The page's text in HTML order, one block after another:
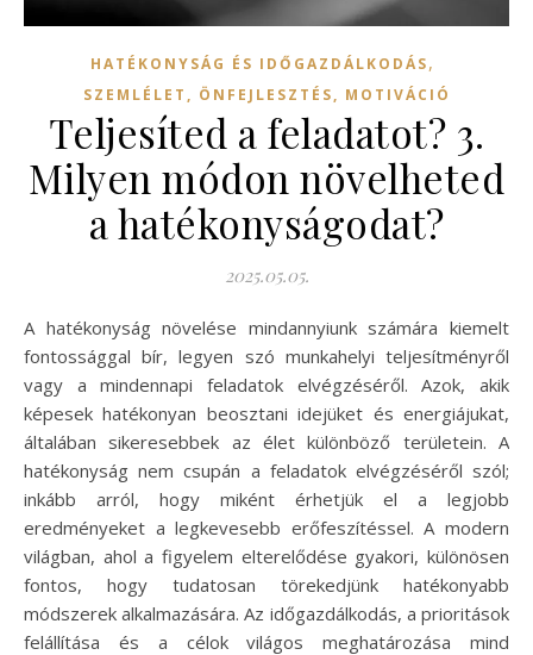
HATÉKONYSÁG ÉS IDŐGAZDÁLKODÁS,
SZEMLÉLET, ÖNFEJLESZTÉS, MOTIVÁCIÓ
Teljesíted a feladatot? 3.
Milyen módon növelheted
a hatékonyságodat?
2025.05.05.
A hatékonyság növelése mindannyiunk számára kiemelt
fontossággal bír, legyen szó munkahelyi teljesítményről
vagy a mindennapi feladatok elvégzéséről. Azok, akik
képesek hatékonyan beosztani idejüket és energiájukat,
általában sikeresebbek az élet különböző területein. A
hatékonyság nem csupán a feladatok elvégzéséről szól;
inkább arról, hogy miként érhetjük el a legjobb
eredményeket a legkevesebb erőfeszítéssel. A modern
világban, ahol a figyelem elterelődése gyakori, különösen
fontos, hogy tudatosan törekedjünk hatékonyabb
módszerek alkalmazására. Az időgazdálkodás, a prioritások
felállítása és a célok világos meghatározása mind